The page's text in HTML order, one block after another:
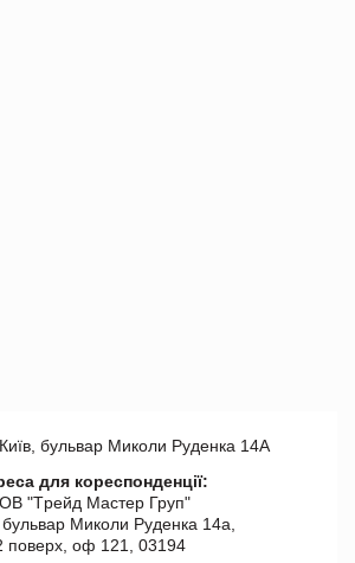
бульвар Миколи Руденка 14А
для кореспонденції:
"Tрейд Мастер Груп"
бульвар Миколи Руденка 14а,
поверх, оф 121, 03194